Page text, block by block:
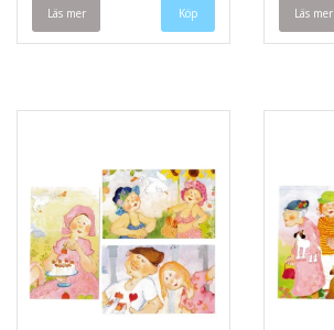
Läs mer Läs mer